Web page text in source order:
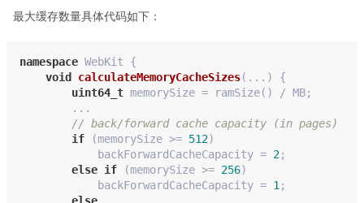
最大缓存数量具体代码如下：
namespace WebKit {
void
calculateMemoryCacheSizes(...)
{
uint64_t memorySize = ramSize() / MB;
        ...
// back/forward cache capacity (in pages)
if (memorySize >= 512)
            backForwardCacheCapacity =
2;
else if (memorySize >= 256)
            backForwardCacheCapacity =
1 ;
else